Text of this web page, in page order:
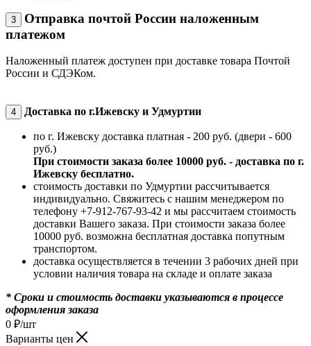
3
Отправка почтой России наложенным
платежом
Наложенный платеж доступен при доставке товара Почтой
России и СДЭКом.
4 Доставка по г.Ижевску и Удмуртии
по г. Ижевску доставка платная - 200 руб. (двери - 600
руб.)
При стоимости заказа более 10000 руб. - доставка по г.
Ижевску бесплатно.
стоимость доставки по Удмуртии рассчитывается
индивидуально. Свяжитесь с нашим менеджером по
телефону +7-912-767-93-42 и мы рассчитаем стоимость
доставки Вашего заказа. При стоимости заказа более
10000 руб. возможна бесплатная доставка попутным
транспортом.
доставка осуществляется в течении 3 рабочих дней при
условии наличия товара на складе и оплате заказа
* Сроки и стоимость доставки указываются в процессе
оформления заказа
0 ₽/шт
Варианты цен